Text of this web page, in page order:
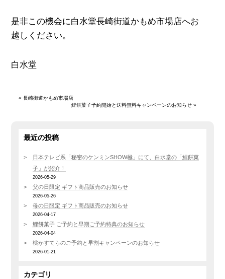
是非この機会に白水堂長崎街道かもめ市場店へお
越しください。
白水堂
«長崎街道かもめ市場店
鯉餅菓子予約開始と送料無料キャンペーンのお知らせ»
最近の投稿
日本テレビ系「秘密のケンミンSHOW極」にて、白水堂の「鯉餅菓
子」が紹介！
2026-05-29
父の日限定 ギフト商品販売のお知らせ
2026-05-26
母の日限定 ギフト商品販売のお知らせ
2026-04-17
鯉餅菓子 ご予約と早期ご予約特典のお知らせ
2026-04-04
桃かすてらのご予約と早割キャンペーンのお知らせ
2026-01-21
カテゴリ